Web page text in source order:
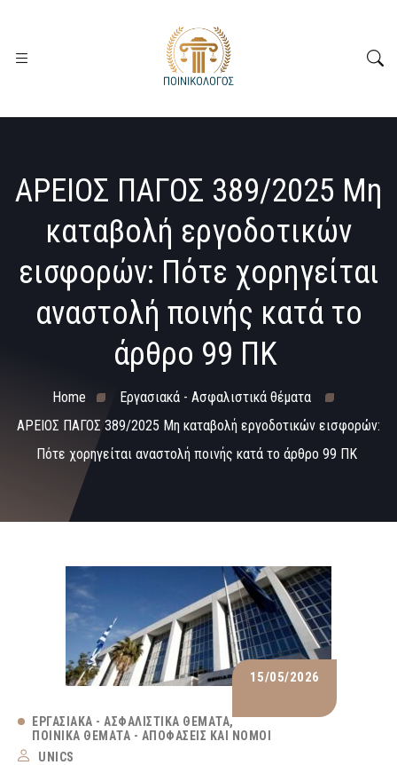
ΑΡΕΙΟΣ ΠΑΓΟΣ 389/2025 Μη
καταβολή εργοδοτικών
εισφορών: Πότε χορηγείται
αναστολή ποινής κατά το
άρθρο 99 ΠΚ
Home
Εργασιακά - Ασφαλιστικά θέματα
ΑΡΕΙΟΣ ΠΑΓΟΣ 389/2025 Μη καταβολή εργοδοτικών εισφορών:
Πότε χορηγείται αναστολή ποινής κατά το άρθρο 99 ΠΚ
15/05/2026
ΕΡΓΑΣΙΑΚΆ - ΑΣΦΑΛΙΣΤΙΚΆ ΘΈΜΑΤΑ
ΠΟΙΝΙΚΆ ΘΈΜΑΤΑ - ΑΠΟΦΆΣΕΙΣ ΚΑΙ ΝΌΜΟΙ
UNICS